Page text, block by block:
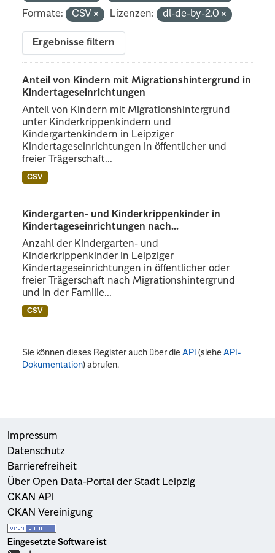
Formate:
CSV Lizenzen: dl-de-by-2.0
Ergebnisse filtern
Anteil von Kindern mit Migrationshintergrund in
Kindertageseinrichtungen
Anteil von Kindern mit Migrationshintergrund
unter Kinderkrippenkindern und
Kindergartenkindern in Leipziger
Kindertageseinrichtungen in öffentlicher und
freier Trägerschaft...
CSV
Kindergarten- und Kinderkrippenkinder in
Kindertageseinrichtungen nach...
Anzahl der Kindergarten- und
Kinderkrippenkinder in Leipziger
Kindertageseinrichtungen in öffentlicher oder
freier Trägerschaft nach Migrationshintergrund
und in der Familie...
CSV
Sie können dieses Register auch über dieAPI (sieheAPI-
Dokumentation) abrufen.
Impressum
Datenschutz
Barrierefreiheit
Über Open Data-Portal der Stadt Leipzig
CKAN API
CKAN Vereinigung
Eingesetzte Software ist